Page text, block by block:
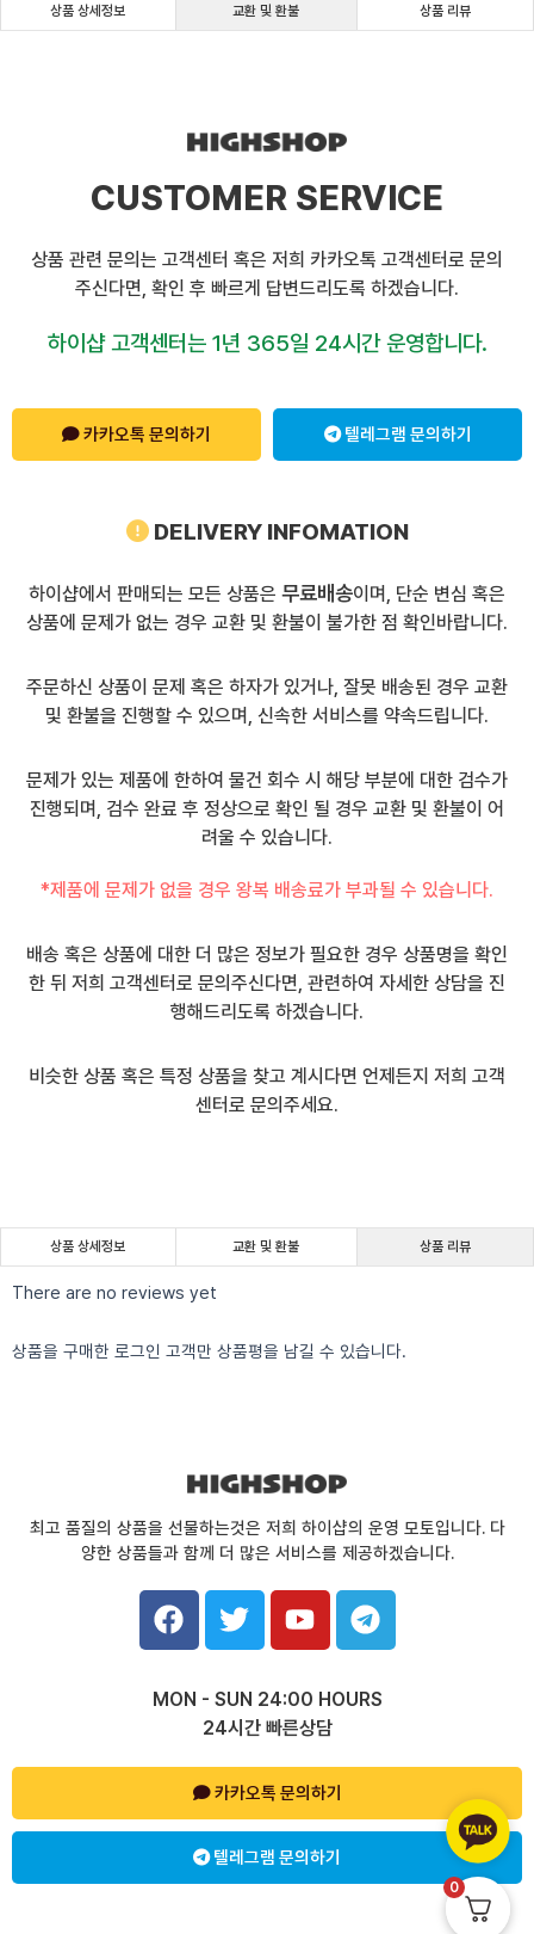
상품 상세정보 교환 및 환불 상품 리뷰
CUSTOMER SERVICE
상품 관련 문의는 고객센터 혹은 저희 카카오톡 고객센터로 문의
주신다면, 확인 후 빠르게 답변드리도록 하겠습니다.
하이샵 고객센터는 1년 365일 24시간 운영합니다.
카카오톡 문의하기 텔레그램 문의하기
DELIVERY INFOMATION
하이샵에서 판매되는 모든 상품은 무료배송이며, 단순 변심 혹은
상품에 문제가 없는 경우 교환 및 환불이 불가한 점 확인바랍니다.
주문하신 상품이 문제 혹은 하자가 있거나, 잘못 배송된 경우 교환
및 환불을 진행할 수 있으며, 신속한 서비스를 약속드립니다.
문제가 있는 제품에 한하여 물건 회수 시 해당 부분에 대한 검수가
진행되며, 검수 완료 후 정상으로 확인 될 경우 교환 및 환불이 어
려울 수 있습니다.
*제품에 문제가 없을 경우 왕복 배송료가 부과될 수 있습니다.
배송 혹은 상품에 대한 더 많은 정보가 필요한 경우 상품명을 확인
한 뒤 저희 고객센터로 문의주신다면, 관련하여 자세한 상담을 진
행해드리도록 하겠습니다.
비슷한 상품 혹은 특정 상품을 찾고 계시다면 언제든지 저희 고객
센터로 문의주세요.
상품 상세정보 교환 및 환불 상품 리뷰
There are no reviews yet
상품을 구매한 로그인 고객만 상품평을 남길 수 있습니다.
최고 품질의 상품을 선물하는것은 저희 하이샵의 운영 모토입니다. 다
양한 상품들과 함께 더 많은 서비스를 제공하겠습니다.
F
a
c
b
o
T
w
i
t
e
r
Y
o
u
u
b
e
T
e
l
g
a
MON - SUN 24:00 HOURS
24시간 빠른상담
카카오톡 문의하기
텔레그램 문의하기
0